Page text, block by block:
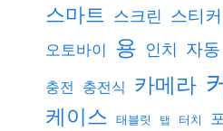
스마트 스크린 스티커
오토바이 용 인치 자동
충전 충전식 카메라
케이스 태블릿 탭 터치